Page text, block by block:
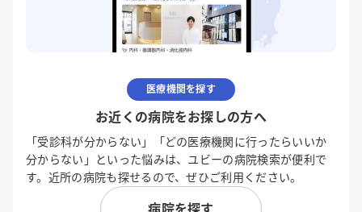
医療機関を探す
お近くの病院をお探しの方へ
「受診科が分からない」「どの医療機関に行ったらいいか
分からない」といった悩みは、ユビーの病院検索が便利で
す。近所の病院も探せるので、ぜひご利用ください。